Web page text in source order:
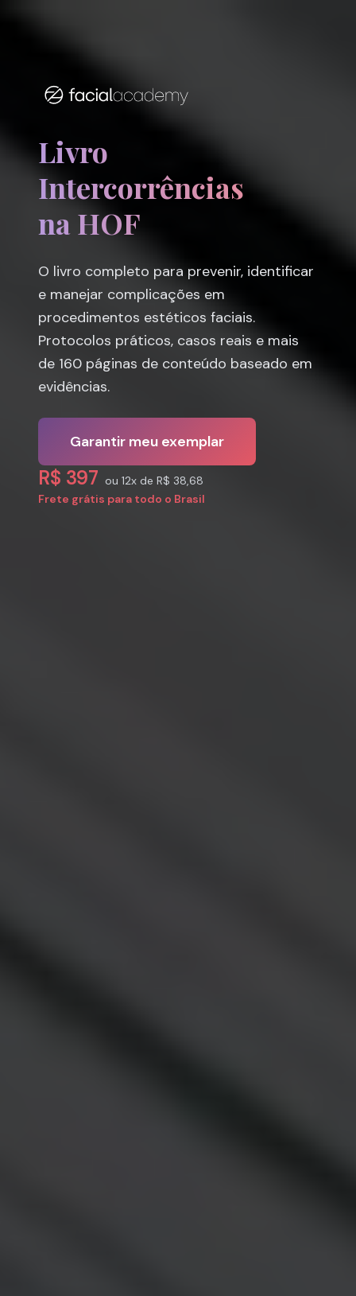
Livro
Intercorrências
na HOF
O livro completo para prevenir, identificar
e manejar complicações em
procedimentos estéticos faciais.
Protocolos práticos, casos reais e mais
de 160 páginas de conteúdo baseado em
evidências.
Garantir meu exemplar
R$ 397 ou 12x de R$ 38,68
Frete grátis para todo o Brasil